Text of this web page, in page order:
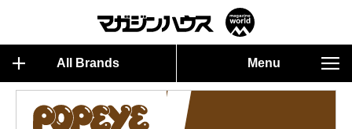
All Brands Menu